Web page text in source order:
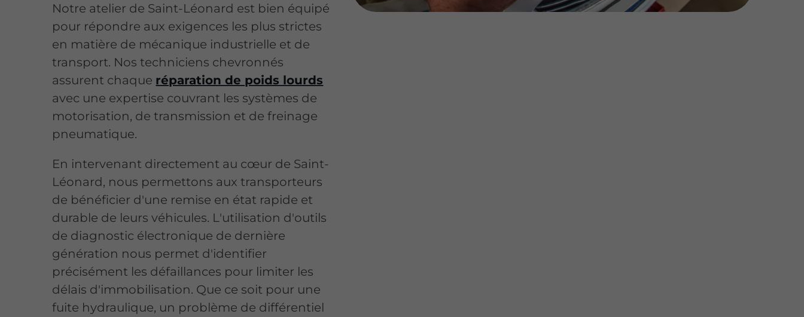
Notre atelier de Saint-Léonard est bien équipé
pour répondre aux exigences les plus strictes
en matière de mécanique industrielle et de
transport. Nos techniciens chevronnés
assurent chaque réparation de poids lourds
avec une expertise couvrant les systèmes de
motorisation, de transmission et de freinage
pneumatique.
En intervenant directement au cœur de Saint-
Léonard, nous permettons aux transporteurs
de bénéficier d'une remise en état rapide et
durable de leurs véhicules. L'utilisation d'outils
de diagnostic électronique de dernière
génération nous permet d'identifier
précisément les défaillances pour limiter les
délais d'immobilisation. Que ce soit pour une
fuite hydraulique, un problème de différentiel